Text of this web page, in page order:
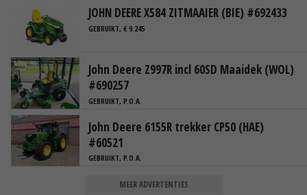
JOHN DEERE X584 ZITMAAIER (BIE) #692433
GEBRUIKT, € 9.245
John Deere Z997R incl 60SD Maaidek (WOL)
#690257
GEBRUIKT, P.O.A.
John Deere 6155R trekker CP50 (HAE)
#60521
GEBRUIKT, P.O.A.
MEER ADVERTENTIES